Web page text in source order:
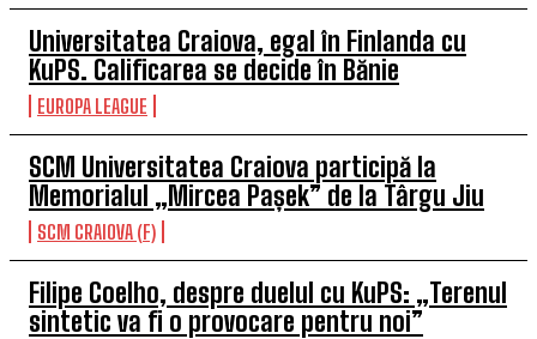
Universitatea Craiova, egal în Finlanda cu
KuPS. Calificarea se decide în Bănie
EUROPA LEAGUE
SCM Universitatea Craiova participă la
Memorialul „Mircea Pașek” de la Târgu Jiu
SCM CRAIOVA (F)
Filipe Coelho, despre duelul cu KuPS: „Terenul
sintetic va fi o provocare pentru noi”